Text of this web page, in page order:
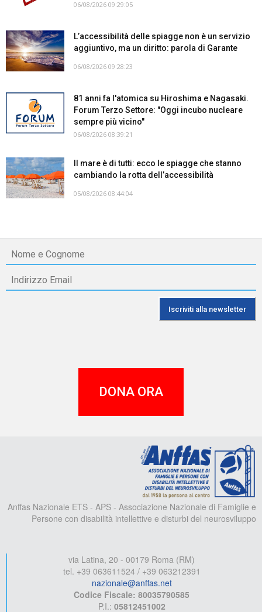
06/08/2026 09:29:05
L’accessibilità delle spiagge non è un servizio
aggiuntivo, ma un diritto: parola di Garante
06/08/2026 09:28:23
81 anni fa l'atomica su Hiroshima e Nagasaki.
Forum Terzo Settore: "Oggi incubo nucleare
sempre più vicino"
06/08/2026 08:39:21
Il mare è di tutti: ecco le spiagge che stanno
cambiando la rotta dell’accessibilità
05/08/2026 08:44:04
DONA ORA
Anffas Nazionale ETS - APS - Associazione Nazionale di Famiglie e
Persone con disabilità intellettive e disturbi del neurosviluppo
via Latina, 20 - 00179 Roma (RM)
tel. +39 063611524 / +39 063212391
nazionale@anffas.net
Codice Fiscale: 80035790585
P.I.: 05812451002